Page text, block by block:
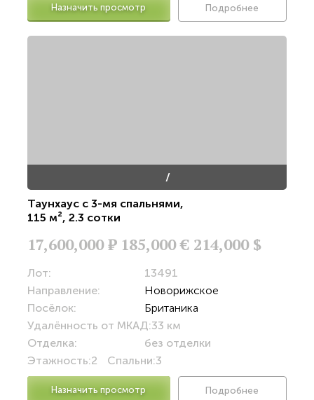
Назначить просмотр Подробнее
/
Таунхаус с 3-мя спальнями,
115 м², 2.3 сотки
17,600,000Р 185,000 € 214,000 $
Лот:
13491
Направление:
Новорижское
Посёлок:
Британика
Удалённость от МКАД:33 км
Отделка:
без отделки
Этажность:2 Спальни:3
Назначить просмотр Подробнее